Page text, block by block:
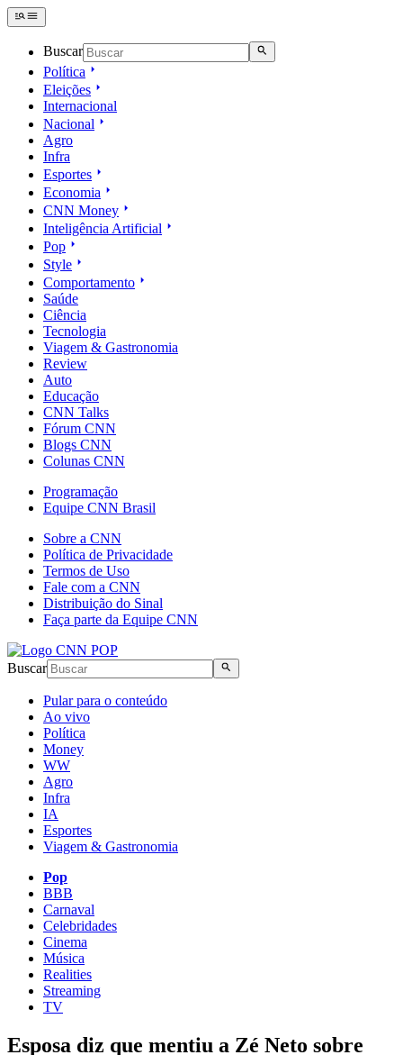
Buscar
Política
Eleições
Internacional
Nacional
Agro
Infra
Esportes
Economia
CNN Money
Inteligência Artificial
Pop
Style
Comportamento
Saúde
Ciência
Tecnologia
Viagem & Gastronomia
Review
Auto
Educação
CNN Talks
Fórum CNN
Blogs CNN
Colunas CNN
Programação
Equipe CNN Brasil
Sobre a CNN
Política de Privacidade
Termos de Uso
Fale com a CNN
Distribuição do Sinal
Faça parte da Equipe CNN
Buscar
Pular para o conteúdo
Ao vivo
Política
Money
WW
Agro
Infra
IA
Esportes
Viagem & Gastronomia
Pop
BBB
Carnaval
Celebridades
Cinema
Música
Realities
Streaming
TV
Esposa diz que mentiu a Zé Neto sobre